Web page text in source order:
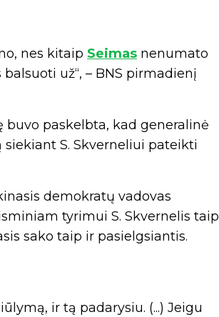
nes kitaip Seimas nenumato
už“, – BNS pirmadienį
buvo paskelbta, kad generalinė
S. Skverneliui pateikti
demokratų vadovas
tyrimui S. Skvernelis taip
sako taip ir pasielgsiantis.
ir tą padarysiu. (...) Jeigu